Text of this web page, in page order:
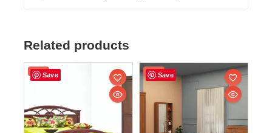
Related products
Save
Sale! Save
Sale!